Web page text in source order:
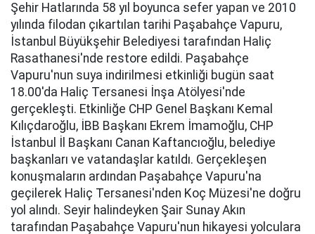
Şehir Hatlarında 58 yıl boyunca sefer yapan ve 2010
yılında filodan çıkartılan tarihi Paşabahçe Vapuru,
İstanbul Büyükşehir Belediyesi tarafından Haliç
Rasathanesi'nde restore edildi. Paşabahçe
Vapuru'nun suya indirilmesi etkinliği bugün saat
18.00'da Haliç Tersanesi İnşa Atölyesi'nde
gerçekleşti. Etkinliğe CHP Genel Başkanı Kemal
Kılıçdaroğlu, İBB Başkanı Ekrem İmamoğlu, CHP
İstanbul İl Başkanı Canan Kaftancıoğlu, belediye
başkanları ve vatandaşlar katıldı. Gerçekleşen
konuşmaların ardından Paşabahçe Vapuru'na
geçilerek Haliç Tersanesi'nden Koç Müzesi'ne doğru
yol alındı. Seyir halindeyken Şair Sunay Akın
tarafından Paşabahçe Vapuru'nun hikayesi yolculara